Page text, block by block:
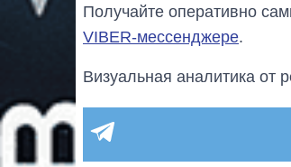
Получайте оперативно
VIBER-мессенджере.
Визуальная аналитика от